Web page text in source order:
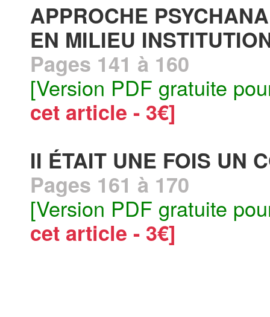
APPROCHE
EN MILIEU
Pages 141 à 160
[Version PDF gratuite
cet article - 3€]
II ÉTAIT UNE FOIS UN
Pages 161 à 170
[Version PDF gratuite
cet article - 3€]